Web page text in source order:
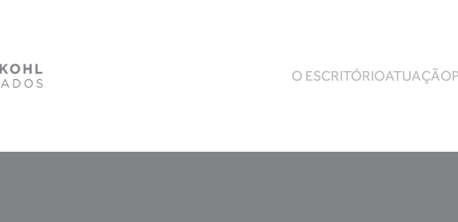
O ESCRITÓRIOATUAÇÃO